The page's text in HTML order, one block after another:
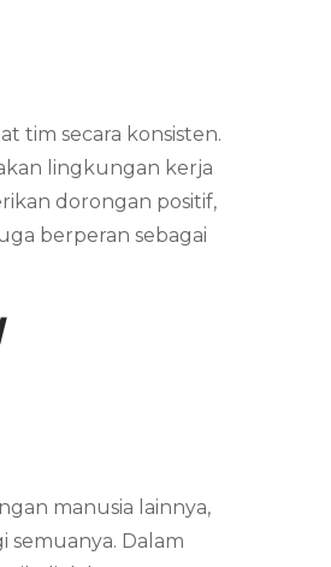
tim secara konsisten.
lingkungan kerja
dorongan positif,
berperan sebagai
manusia lainnya,
Dalam